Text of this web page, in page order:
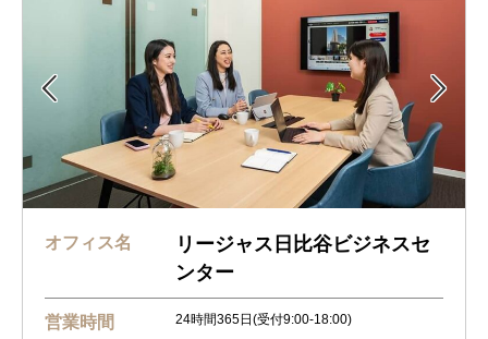
 
オフィス名
リージャス日比谷ビジネスセ
ンター
営業時間 24時間365日(受付9:00-18:00)